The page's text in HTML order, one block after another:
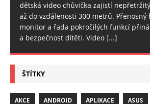
dětská video chůvička zajistí
až do vzdálenosti 300 metrů. Přenosný
monitor a řada pokročilých funkcí
a bezpečnost dítěti. Video [...]
ŠTÍTKY
AKCE ANDROID APLIKACE ASUS